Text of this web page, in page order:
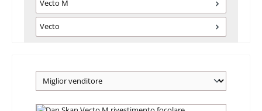
Vecto M
Vecto